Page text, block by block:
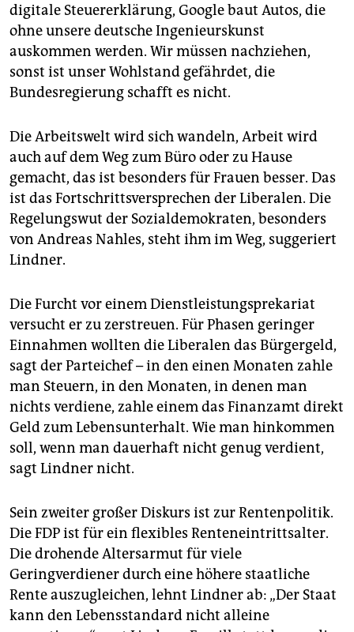
digitale Steuererklärung, Google baut Autos, die
ohne unsere deutsche Ingenieurskunst
auskommen werden. Wir müssen nachziehen,
sonst ist unser Wohlstand gefährdet, die
Bundesregierung schafft es nicht.
Die Arbeitswelt wird sich wandeln, Arbeit wird
auch auf dem Weg zum Büro oder zu Hause
gemacht, das ist besonders für Frauen besser. Das
ist das Fortschrittsversprechen der Liberalen. Die
Regelungswut der Sozialdemokraten, besonders
von Andreas Nahles, steht ihm im Weg, suggeriert
Lindner.
Die Furcht vor einem Dienstleistungsprekariat
versucht er zu zerstreuen. Für Phasen geringer
Einnahmen wollten die Liberalen das Bürgergeld,
sagt der Parteichef – in den einen Monaten zahle
man Steuern, in den Monaten, in denen man
nichts verdiene, zahle einem das Finanzamt direkt
Geld zum Lebensunterhalt. Wie man hinkommen
soll, wenn man dauerhaft nicht genug verdient,
sagt Lindner nicht.
Sein zweiter großer Diskurs ist zur Rentenpolitik.
Die FDP ist für ein flexibles Renteneintrittsalter.
Die drohende Altersarmut für viele
Geringverdiener durch eine höhere staatliche
Rente auszugleichen, lehnt Lindner ab: „Der Staat
kann den Lebensstandard nicht alleine